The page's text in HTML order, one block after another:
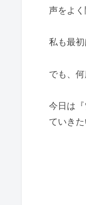
声をよく
私も最初
でも、
今日は
ていきた